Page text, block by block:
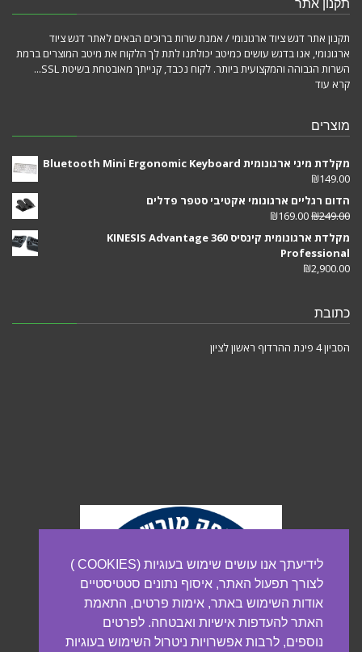
תקנון אתר
תקנון אתר דגש ציוד ארגונומי / אמנת שרות ברוכים הבאים לאתר דגש ציוד
ארגונומי, אנו בדגש עושים כמיטב יכולתנו לתת לך הלקוח את מיטב המוצרים ברמת
השרות הגבוהה והמקצועית ביותר. לקוח נכבד, קנייתך מאובטחת בשיטת SSL...
קרא עוד
מוצרים
מקלדת מיני ארגונומית Bluetooth Mini Ergonomic Keyboard
₪149.00
הדום רגליים ארגונומי אקטיבי סטפר פדלים
₪249.00
₪169.00
מקלדת ארגונומית קינסיס KINESIS Advantage 360
Professional
₪2,900.00
כתובת
הסביון 4 פינת ההרדוף ראשון לציון
לידיעתך אנו עושים שימוש בעוגיות (COOKIES )
לצורך תפעול האתר, איסוף נתונים סטטיסטיים
אודות השימוש באתר, אימות פרטים, התאמת
האתר להעדפות אישיות ואבטחה. לפרטים
נוספים, לרבות אפשרויות ניטרול השימוש בעוגיות